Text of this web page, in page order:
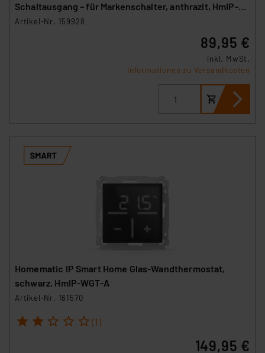
Schaltausgang – für Markenschalter, anthrazit, HmIP-
BWTH-A
Artikel-Nr. 159928
89,95 €
inkl. MwSt.
Informationen zu Versandkosten
Homematic IP Smart Home Glas-Wandthermostat,
schwarz, HmIP-WGT-A
Artikel-Nr. 161570
1 2 3 4 5 (1)
149,95 €